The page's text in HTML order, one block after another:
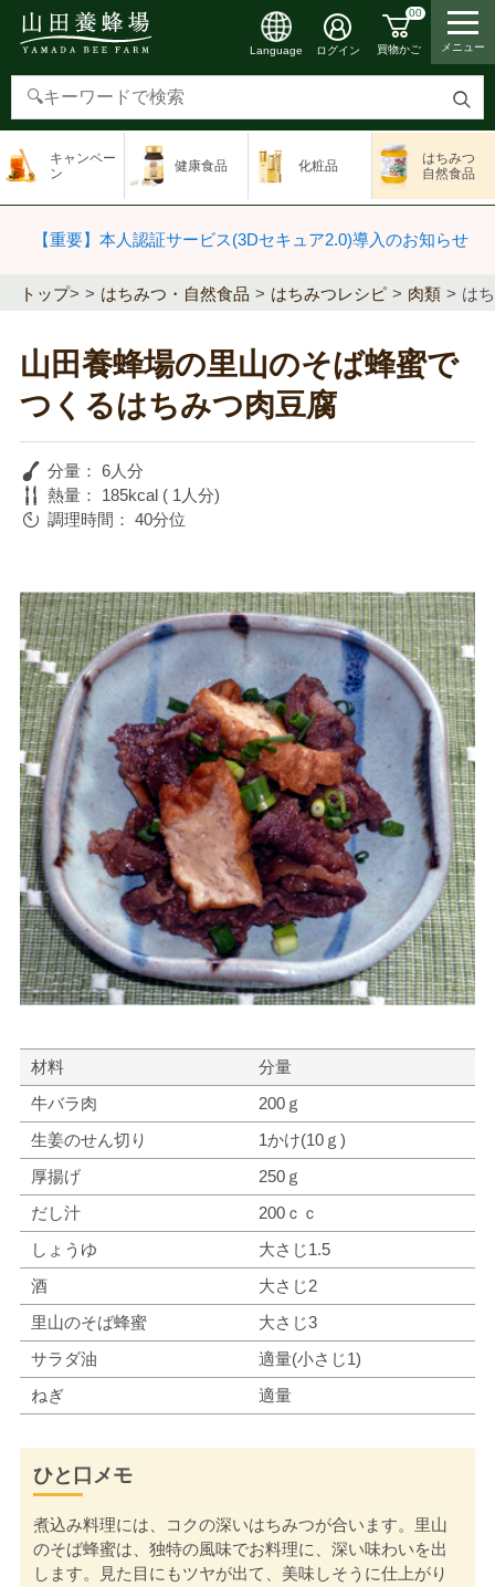
検
す
Language ログイン
00
買物かご メニュー
キャンペー
ン
健康食品 化粧品
はちみつ
自然食品
【重要】本人認証サービス(3Dセキュア2.0)導入のお知らせ
トップ> はちみつ・自然食品 はちみつレシピ 肉類 は
山田養蜂場の里山のそば蜂蜜で
つくるはちみつ肉豆腐
分量： 6人分
熱量：
185kcal ( 1人分)
調理時間： 40分位
材料
分量
牛バラ肉
200ｇ
生姜のせん切り
1かけ(10ｇ)
厚揚げ
250ｇ
だし汁
200ｃｃ
しょうゆ
大さじ1.5
酒
大さじ2
里山のそば蜂蜜
大さじ3
サラダ油
適量(小さじ1)
ねぎ
適量
ひと口メモ
煮込み料理には、コクの深いはちみつが合います。里山
のそば蜂蜜は、独特の風味でお料理に、深い味わいを出
します。見た目にもツヤが出て、美味しそうに仕上がり